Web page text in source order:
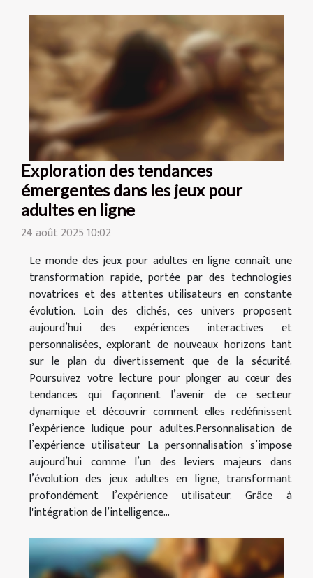
Exploration des tendances
émergentes dans les jeux pour
adultes en ligne
24 août 2025 10:02
Le monde des jeux pour adultes en ligne connaît une
transformation rapide, portée par des technologies
novatrices et des attentes utilisateurs en constante
évolution. Loin des clichés, ces univers proposent
aujourd’hui des expériences interactives et
personnalisées, explorant de nouveaux horizons tant
sur le plan du divertissement que de la sécurité.
Poursuivez votre lecture pour plonger au cœur des
tendances qui façonnent l’avenir de ce secteur
dynamique et découvrir comment elles redéfinissent
l’expérience ludique pour adultes.Personnalisation de
l’expérience utilisateur La personnalisation s’impose
aujourd’hui comme l’un des leviers majeurs dans
l’évolution des jeux adultes en ligne, transformant
profondément l’expérience utilisateur. Grâce à
l'intégration de l’intelligence...